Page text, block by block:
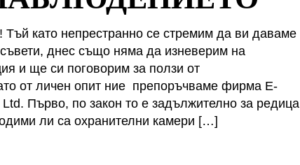
Тъй като непрестранно се стремим да ви даваме
днес също няма да изневерим на
и ще си поговорим за ползи от
от личен опит ние препоръчваме фирма E-
Първо, по закон то е задължително за редица
ли са охранителни камери […]